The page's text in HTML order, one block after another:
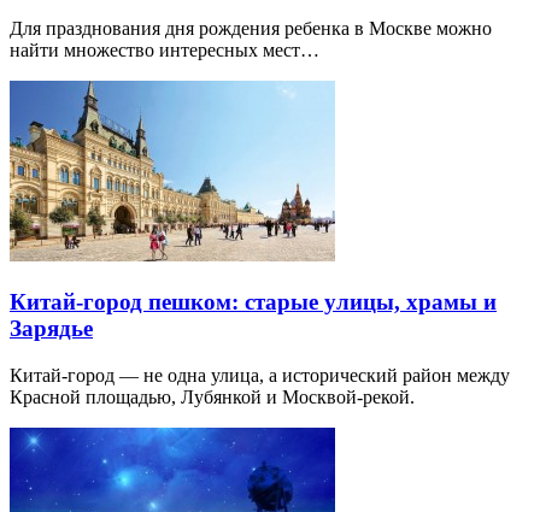
Для празднования дня рождения ребенка в Москве можно
найти множество интересных мест…
Китай-город пешком: старые улицы, храмы и
Зарядье
Китай-город — не одна улица, а исторический район между
Красной площадью, Лубянкой и Москвой-рекой.